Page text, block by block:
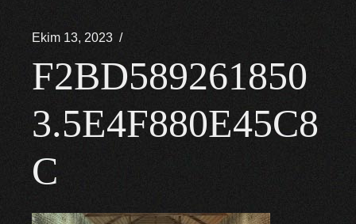
Ekim 13, 2023
F2BD589261850
3.5E4F880E45C8
C